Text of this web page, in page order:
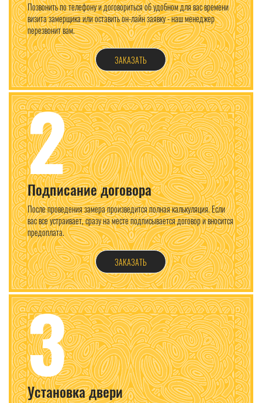
Позвонить по телефону и договориться об удобном для вас времени
визита замерщика или оставить он-лайн заявку - наш менеджер
перезвонит вам.
ЗАКАЗАТЬ
2
Подписание договора
После проведения замера произведится полная калькуляция. Если
вас все устраивает, сразу на месте подписывается договор и вносится
предоплата.
ЗАКАЗАТЬ
3
Установка двери